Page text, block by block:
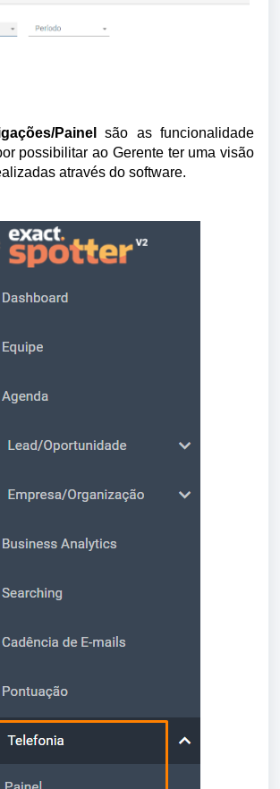
Painel
são as funcionalidade
possibilitar ao Gerente ter uma visão
através do software.